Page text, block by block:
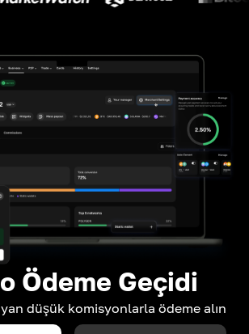
Ödeme Geçidi
düşük komisyonlarla ödeme alın